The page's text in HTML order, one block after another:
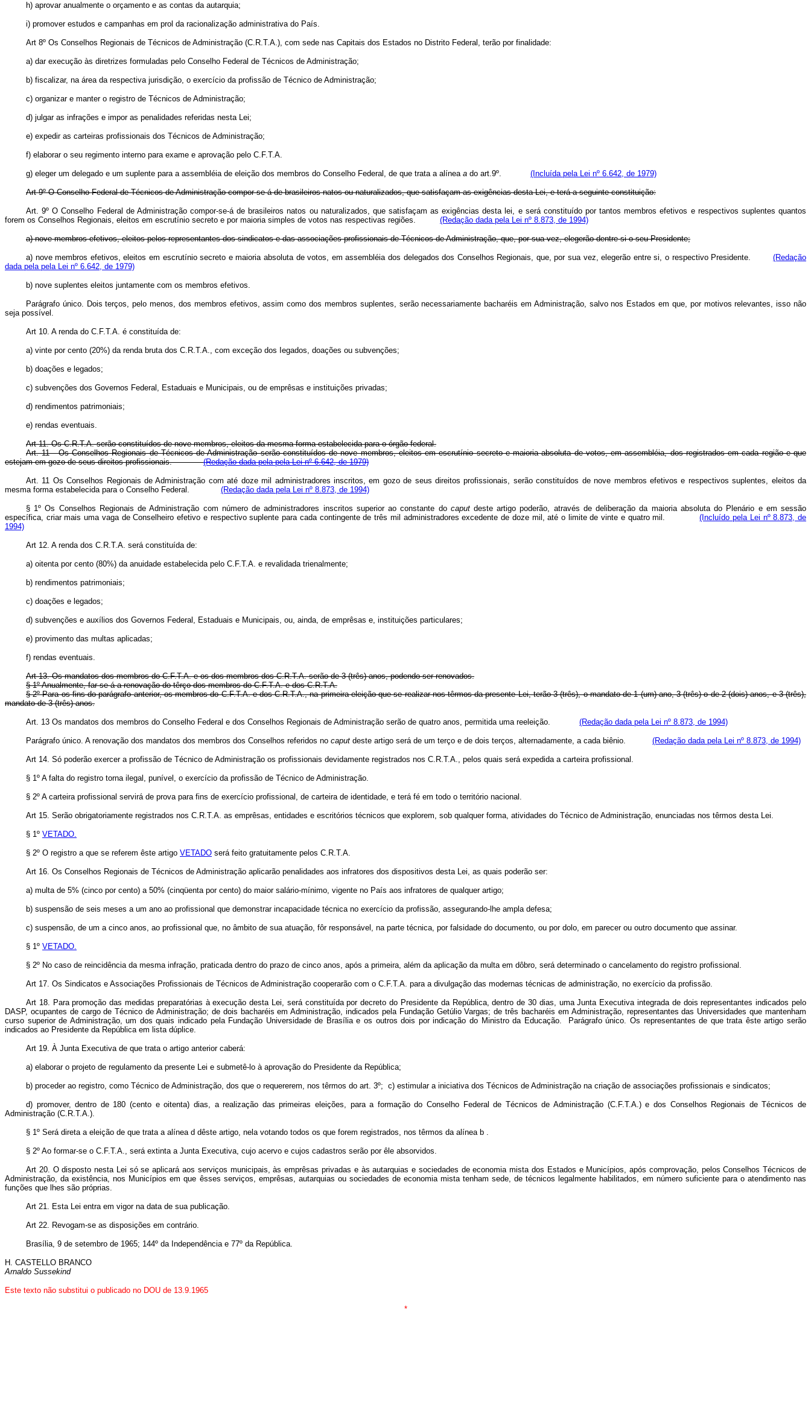
h) aprovar anualmente o orçamento e as contas da autarquia;
i) promover estudos e campanhas em prol da racionalização administrativa do País.
Art 8º Os Conselhos Regionais de Técnicos de Administração (C.R.T.A.), com sede nas Capitais dos Estados no Distrito Federal, terão por finalidade:
a) dar execução às diretrizes formuladas pelo Conselho Federal de Técnicos de Administração;
b) fiscalizar, na área da respectiva jurisdição, o exercício da profissão de Técnico de Administração;
c) organizar e manter o registro de Técnicos de Administração;
d) julgar as infrações e impor as penalidades referidas nesta Lei;
e) expedir as carteiras profissionais dos Técnicos de Administração;
f) elaborar o seu regimento interno para exame e aprovação pelo C.F.T.A.
g) eleger um delegado e um suplente para a assembléia de eleição dos membros do Conselho Federal, de que trata a alínea a do art.9º. (Incluída pela Lei nº 6.642, de 1979)
Art 9º O Conselho Federal de Técnicos de Administração compor-se-á de brasileiros natos ou naturalizados, que satisfaçam as exigências desta Lei, e terá a seguinte constituição:
Art. 9º O Conselho Federal de Administração compor-se-á de brasileiros natos ou naturalizados, que satisfaçam as exigências desta lei, e será constituído por tantos membros efetivos e respectivos suplentes quantos
forem os Conselhos Regionais, eleitos em escrutínio secreto e por maioria simples de votos nas respectivas regiões. (Redação dada pela Lei nº 8.873, de 1994)
a) nove membros efetivos, eleitos pelos representantes dos sindicatos e das associações profissionais de Técnicos de Administração, que, por sua vez, elegerão dentre si o seu Presidente;
a) nove membros efetivos, eleitos em escrutínio secreto e maioria absoluta de votos, em assembléia dos delegados dos Conselhos Regionais, que, por sua vez, elegerão entre si, o respectivo Presidente. (Redação
dada pela pela Lei nº 6.642, de 1979)
b) nove suplentes eleitos juntamente com os membros efetivos.
Parágrafo único. Dois terços, pelo menos, dos membros efetivos, assim como dos membros suplentes, serão necessariamente bacharéis em Administração, salvo nos Estados em que, por motivos relevantes, isso não
seja possível.
Art 10. A renda do C.F.T.A. é constituída de:
a) vinte por cento (20%) da renda bruta dos C.R.T.A., com exceção dos Iegados, doações ou subvenções;
b) doações e legados;
c) subvenções dos Governos Federal, Estaduais e Municipais, ou de emprêsas e instituições privadas;
d) rendimentos patrimoniais;
e) rendas eventuais.
Art 11. Os C.R.T.A. serão constituídos de nove membros, eleitos da mesma forma estabelecida para o órgão federal.
Art. 11 - Os Conselhos Regionais de Técnicos de Administração serão constituídos de nove membros, eleitos em escrutínio secreto e maioria absoluta de votos, em assembléia, dos registrados em cada região e que
estejam em gozo de seus direitos profissionais.(Redação dada pela pela Lei nº 6.642, de 1979)
Art. 11 Os Conselhos Regionais de Administração com até doze mil administradores inscritos, em gozo de seus direitos profissionais, serão constituídos de nove membros efetivos e respectivos suplentes, eleitos da
mesma forma estabelecida para o Conselho Federal. (Redação dada pela Lei nº 8.873, de 1994)
§ 1º Os Conselhos Regionais de Administração com número de administradores inscritos superior ao constante do caput deste artigo poderão, através de deliberação da maioria absoluta do Plenário e em sessão
específica, criar mais uma vaga de Conselheiro efetivo e respectivo suplente para cada contingente de três mil administradores excedente de doze mil, até o limite de vinte e quatro mil.(Incluído pela Lei nº 8.873, de
1994)
Art 12. A renda dos C.R.T.A. será constituída de:
a) oitenta por cento (80%) da anuidade estabelecida pelo C.F.T.A. e revalidada trienalmente;
b) rendimentos patrimoniais;
c) doações e legados;
d) subvenções e auxílios dos Governos Federal, Estaduais e Municipais, ou, ainda, de emprêsas e, instituições particulares;
e) provimento das multas aplicadas;
f) rendas eventuais.
Art 13. Os mandatos dos membros do C.F.T.A. e os dos membros dos C.R.T.A. serão de 3 (três) anos, podendo ser renovados.
§ 1º Anualmente, far-se-á a renovação do têrço dos membros do C.F.T.A. e dos C.R.T.A.
§ 2º Para os fins do parágrafo anterior, os membros do C.F.T.A. e dos C.R.T.A., na primeira eleição que se realizar nos têrmos da presente Lei, terão 3 (três), o mandato de 1 (um) ano, 3 (três) o de 2 (dois) anos, e 3 (três),
mandato de 3 (três) anos.
Art. 13 Os mandatos dos membros do Conselho Federal e dos Conselhos Regionais de Administração serão de quatro anos, permitida uma reeleição. (Redação dada pela Lei nº 8.873, de 1994)
Parágrafo único. A renovação dos mandatos dos membros dos Conselhos referidos no caput deste artigo será de um terço e de dois terços, alternadamente, a cada biênio. (Redação dada pela Lei nº 8.873, de 1994)
Art 14. Só poderão exercer a profissão de Técnico de Administração os profissionais devidamente registrados nos C.R.T.A., pelos quais será expedida a carteira profissional.
§ 1º A falta do registro torna ilegal, punível, o exercício da profissão de Técnico de Administração.
§ 2º A carteira profissional servirá de prova para fins de exercício profissional, de carteira de identidade, e terá fé em todo o território nacional.
Art 15. Serão obrigatoriamente registrados nos C.R.T.A. as emprêsas, entidades e escritórios técnicos que explorem, sob qualquer forma, atividades do Técnico de Administração, enunciadas nos têrmos desta Lei.
§ 1º VETADO.
§ 2º O registro a que se referem êste artigo VETADO será feito gratuitamente pelos C.R.T.A.
Art 16. Os Conselhos Regionais de Técnicos de Administração aplicarão penalidades aos infratores dos dispositivos desta Lei, as quais poderão ser:
a) multa de 5% (cinco por cento) a 50% (cinqüenta por cento) do maior salário-mínimo, vigente no País aos infratores de qualquer artigo;
b) suspensão de seis meses a um ano ao profissional que demonstrar incapacidade técnica no exercício da profissão, assegurando-lhe ampla defesa;
c) suspensão, de um a cinco anos, ao profissional que, no âmbito de sua atuação, fôr responsável, na parte técnica, por falsidade do documento, ou por dolo, em parecer ou outro documento que assinar.
§ 1º VETADO.
§ 2º No caso de reincidência da mesma infração, praticada dentro do prazo de cinco anos, após a primeira, além da aplicação da multa em dôbro, será determinado o cancelamento do registro profissional.
Art 17. Os Sindicatos e Associações Profissionais de Técnicos de Administração cooperarão com o C.F.T.A. para a divulgação das modernas técnicas de administração, no exercício da profissão.
Art 18. Para promoção das medidas preparatórias à execução desta Lei, será constituída por decreto do Presidente da República, dentro de 30 dias, uma Junta Executiva integrada de dois representantes indicados pelo
DASP, ocupantes de cargo de Técnico de Administração; de dois bacharéis em Administração, indicados pela Fundação Getúlio Vargas; de três bacharéis em Administração, representantes das Universidades que mantenham
curso superior de Administração, um dos quais indicado pela Fundação Universidade de Brasília e os outros dois por indicação do Ministro da Educação. Parágrafo único. Os representantes de que trata êste artigo serão
indicados ao Presidente da República em lista dúplice.
Art 19. À Junta Executiva de que trata o artigo anterior caberá:
a) elaborar o projeto de regulamento da presente Lei e submetê-lo à aprovação do Presidente da República;
b) proceder ao registro, como Técnico de Administração, dos que o requererem, nos têrmos do art. 3º; c) estimular a iniciativa dos Técnicos de Administração na criação de associações profissionais e sindicatos;
d) promover, dentro de 180 (cento e oitenta) dias, a realização das primeiras eleições, para a formação do Conselho Federal de Técnicos de Administração (C.F.T.A.) e dos Conselhos Regionais de Técnicos de
Administração (C.R.T.A.).
§ 1º Será direta a eleição de que trata a alínea d dêste artigo, nela votando todos os que forem registrados, nos têrmos da alínea b .
§ 2º Ao formar-se o C.F.T.A., será extinta a Junta Executiva, cujo acervo e cujos cadastros serão por êle absorvidos.
Art 20. O disposto nesta Lei só se aplicará aos serviços municipais, às emprêsas privadas e às autarquias e sociedades de economia mista dos Estados e Municípios, após comprovação, pelos Conselhos Técnicos de
Administração, da existência, nos Municípios em que êsses serviços, emprêsas, autarquias ou sociedades de economia mista tenham sede, de técnicos legalmente habilitados, em número suficiente para o atendimento nas
funções que lhes são próprias.
Art 21. Esta Lei entra em vigor na data de sua publicação.
Art 22. Revogam-se as disposições em contrário.
Brasília, 9 de setembro de 1965; 144º da Independência e 77º da República.
H. CASTELLO BRANCO
Arnaldo Sussekind
Este texto não substitui o publicado no DOU de 13.9.1965
*